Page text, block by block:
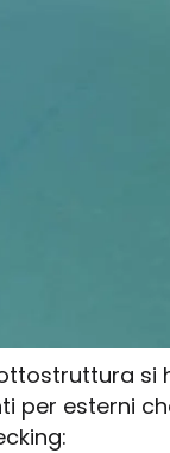
si
per esterni